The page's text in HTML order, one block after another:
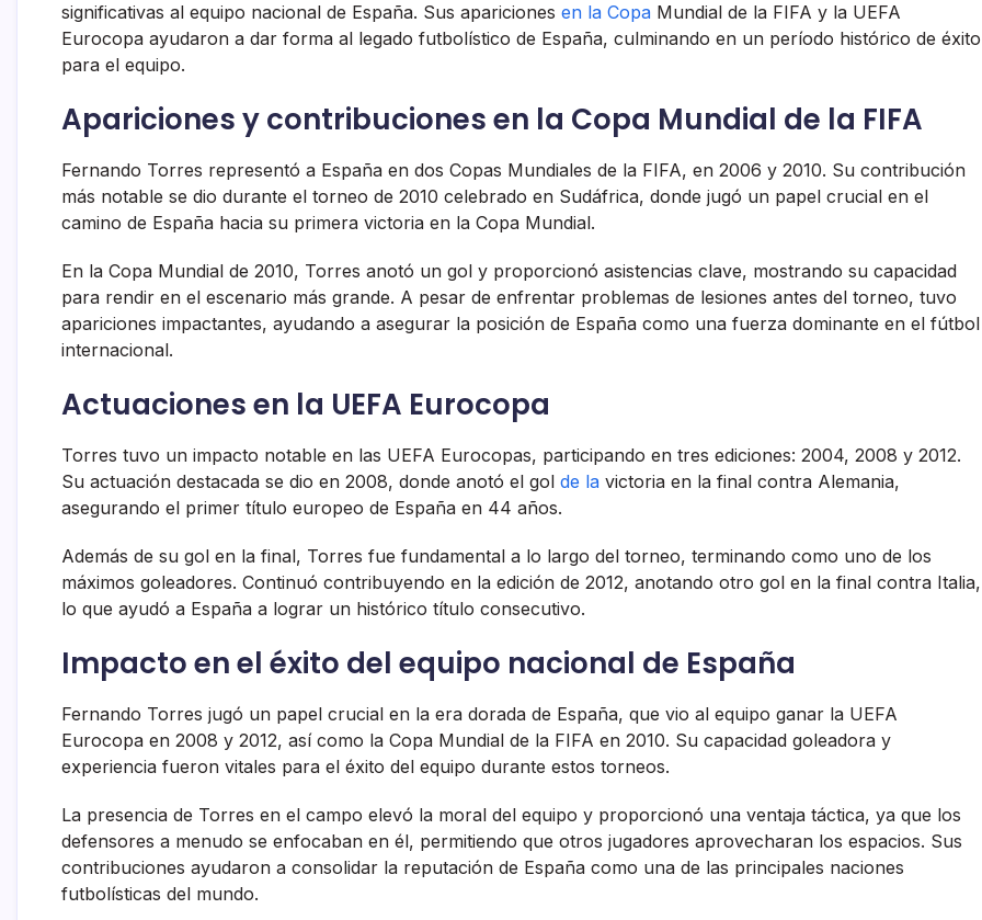
significativas al equipo nacional de España. Sus apariciones en la Copa Mundial de la FIFA y la UEFA
Eurocopa ayudaron a dar forma al legado futbolístico de España, culminando en un período histórico de éxito
para el equipo.
Apariciones y contribuciones en la Copa Mundial de la FIFA
Fernando Torres representó a España en dos Copas Mundiales de la FIFA, en 2006 y 2010. Su contribución
más notable se dio durante el torneo de 2010 celebrado en Sudáfrica, donde jugó un papel crucial en el
camino de España hacia su primera victoria en la Copa Mundial.
En la Copa Mundial de 2010, Torres anotó un gol y proporcionó asistencias clave, mostrando su capacidad
para rendir en el escenario más grande. A pesar de enfrentar problemas de lesiones antes del torneo, tuvo
apariciones impactantes, ayudando a asegurar la posición de España como una fuerza dominante en el fútbol
internacional.
Actuaciones en la UEFA Eurocopa
Torres tuvo un impacto notable en las UEFA Eurocopas, participando en tres ediciones: 2004, 2008 y 2012.
Su actuación destacada se dio en 2008, donde anotó el gol de la victoria en la final contra Alemania,
asegurando el primer título europeo de España en 44 años.
Además de su gol en la final, Torres fue fundamental a lo largo del torneo, terminando como uno de los
máximos goleadores. Continuó contribuyendo en la edición de 2012, anotando otro gol en la final contra Italia,
lo que ayudó a España a lograr un histórico título consecutivo.
Impacto en el éxito del equipo nacional de España
Fernando Torres jugó un papel crucial en la era dorada de España, que vio al equipo ganar la UEFA
Eurocopa en 2008 y 2012, así como la Copa Mundial de la FIFA en 2010. Su capacidad goleadora y
experiencia fueron vitales para el éxito del equipo durante estos torneos.
La presencia de Torres en el campo elevó la moral del equipo y proporcionó una ventaja táctica, ya que los
defensores a menudo se enfocaban en él, permitiendo que otros jugadores aprovecharan los espacios. Sus
contribuciones ayudaron a consolidar la reputación de España como una de las principales naciones
futbolísticas del mundo.